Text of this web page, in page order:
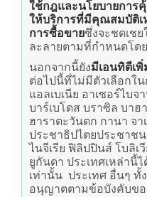
ใช้กฎและนโยบายการคุ้
ให้บริการที่มีคุณสมบัติ
การซื้อขายซึ่งจะชดเช
ละลายตามที่กำหนดโด
นอกจากนี้ยังมีเอนทิตีเพิ่
ต่อไปนี้ที่ไม่มีตัวเลือกใน
แอลเบเนีย อาเซอร์ไบจ
บาร์เบโดส บราซิล บาฮ
ฮาราตะวันตก กานา จ
ประชาธิปไตยประชาช
ไนจีเรีย ฟิลิปปินส์ โบลิเ
ยูกันดา ประเทศเหล่านี้
เท่านั้น ประเทศ อื่นๆ ทั้
อนุญาตตามข้อบังคับขอ